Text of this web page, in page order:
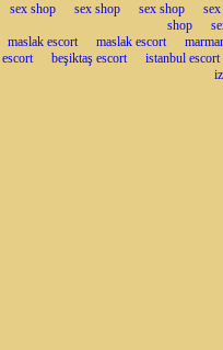
sex shop sex shop sex shop
shop
maslak escort
maslak escort
escort
beşiktaş escort istanbul escort